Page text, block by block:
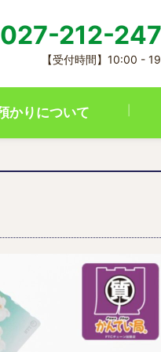
027-212-
【受付時間】10:00 -
かりについて